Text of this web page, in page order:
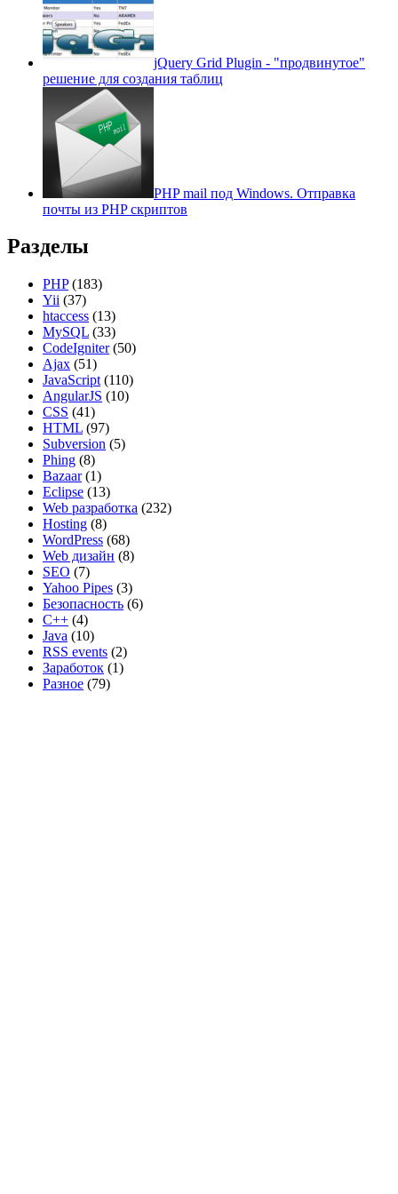
jQuery Grid Plugin - "продвинутое"
решение для создания таблиц
PHP mail под Windows. Отправка
почты из PHP скриптов
Разделы
PHP(183)
Yii (37)
htaccess (13)
MySQL (33)
CodeIgniter(50)
Ajax (51)
JavaScript (110)
AngularJS (10)
CSS (41)
HTML (97)
Subversion (5)
Phing (8)
Bazaar(1)
Eclipse (13)
Web разработка (232)
Hosting (8)
WordPress (68)
Web дизайн (8)
SEO (7)
Yahoo Pipes (3)
Безопасность (6)
C++ (4)
Java (10)
RSS events (2)
Заработок (1)
Разное (79)